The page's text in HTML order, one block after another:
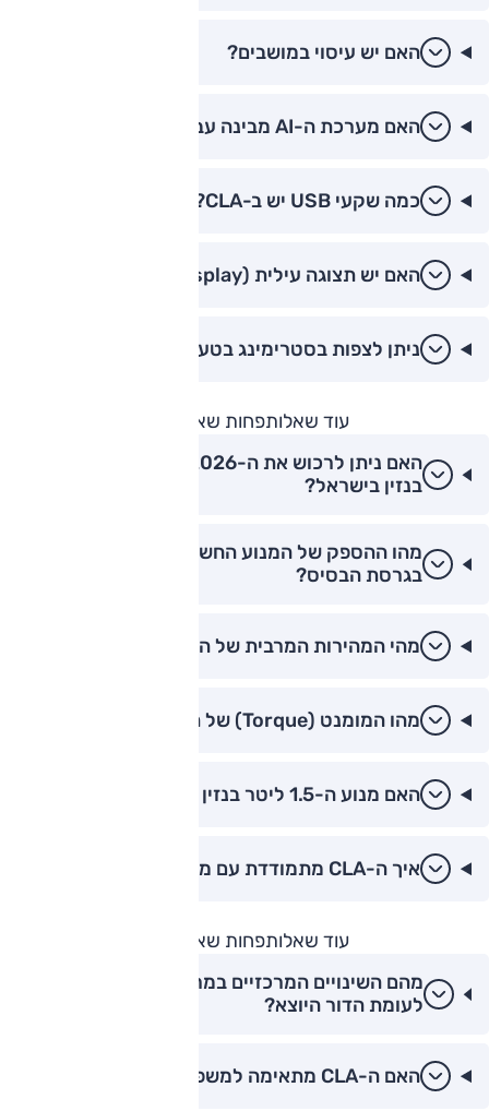
האם יש עיסוי במושבים?
האם מערכת ה-AI מבינה עברית?
כמה שקעי USB יש ב-CLA?
האם יש תצוגה עילית (Head-up Display)?
ניתן לצפות בסטרימינג בטעינה?
עוד שאלותפחות שאלות
בנזין בישראל?
בגרסת הבסיס?
מהי המהירות המרבית של ה-CLA החשמלית?
מהו המומנט (Torque) של המנוע החשמלי?
האם מנוע ה-1.5 ליטר בנזין חזק מספיק?
איך ה-CLA מתמודדת עם משקל הסוללות?
עוד שאלותפחות שאלות
לעומת הדור היוצא?
האם ה-CLA מתאימה למשפחה?